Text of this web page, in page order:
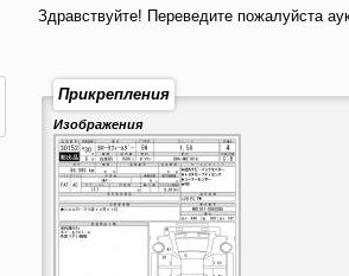
Здравствуйте! Переведите пожалуйста
Прикрепления
Изображения